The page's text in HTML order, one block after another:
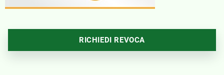
RICHIEDI REVOCA